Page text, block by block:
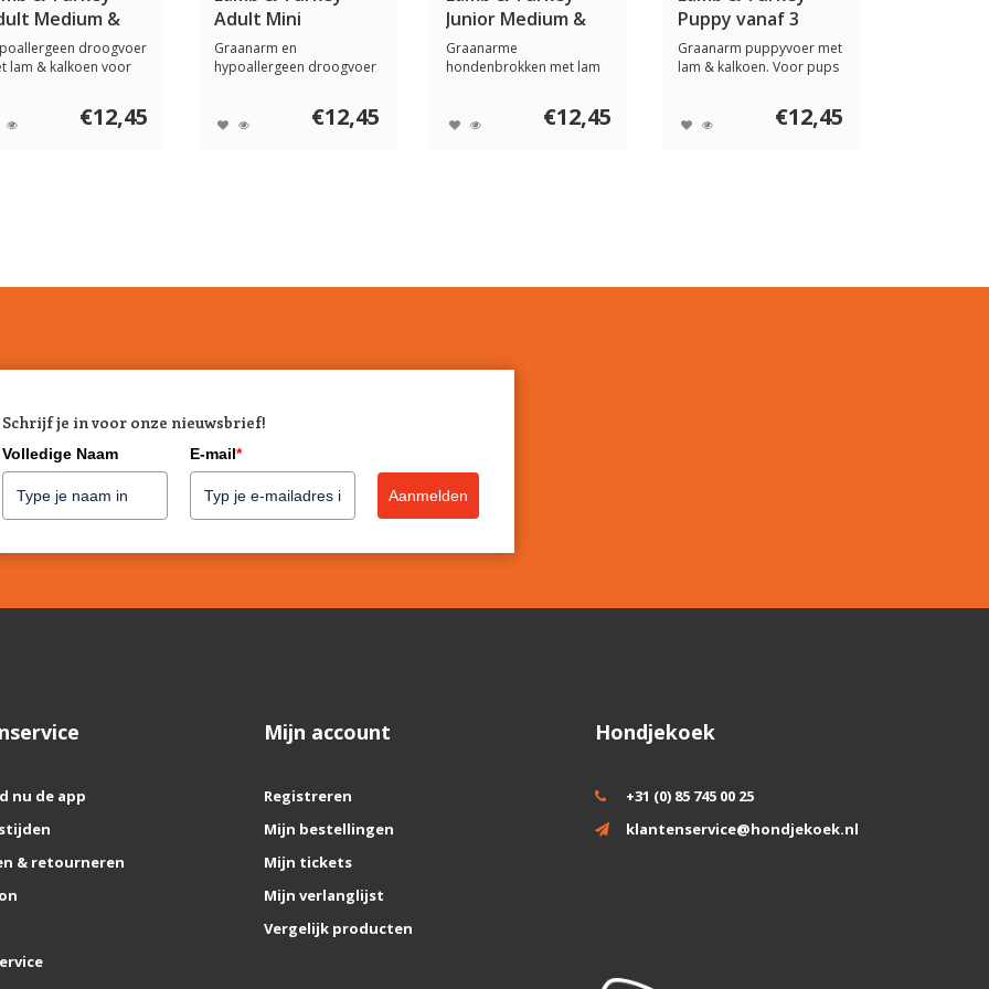
Medium &
droogvoer
lam & kalkoen voor
€12,45
Adult Mini
Graanarm en
hypoallergeen droogvoer
€12,45
Junior Medium &
Maxi
Graanarme
hondenbrokken met lam
€12,45
Puppy vanaf 3
weken
Graanarm puppyvoer met
lam & kalkoen. Voor pups
€12,45
Schrijf je in voor onze nieuwsbrief!
Volledige Naam E-mail*
Aanmelden
nu de app
& retourneren
Mijn account
Registreren
Mijn bestellingen
Mijn tickets
Mijn verlanglijst
Vergelijk producten
Hondjekoek
+31 (0) 85 745 00 25
klantenservice@hondjekoek.nl